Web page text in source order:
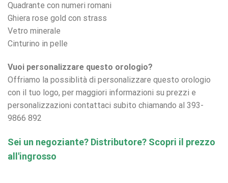
Quadrante con numeri romani
Ghiera rose gold con strass
Vetro minerale
Cinturino in pelle
Vuoi personalizzare questo orologio?
Offriamo la possiblità di personalizzare questo orologio
con il tuo logo, per maggiori informazioni su prezzi e
personalizzazioni contattaci subito chiamando al 393-
9866 892
Sei un negoziante? Distributore? Scopri il prezzo
all'ingrosso